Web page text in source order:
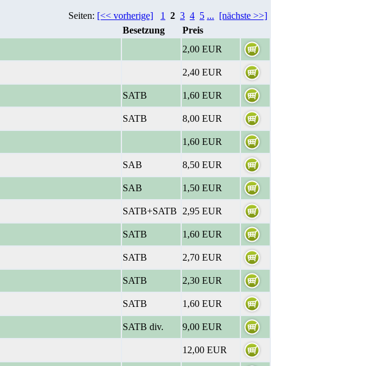
Seiten: [<< vorherige] 1 2 3 4 5 ... [nächste >>]
Besetzung
Preis
2,00 EUR
2,40 EUR
SATB
1,60 EUR
SATB
8,00 EUR
1,60 EUR
SAB
8,50 EUR
SAB
1,50 EUR
SATB+SATB
2,95 EUR
SATB
1,60 EUR
SATB
2,70 EUR
SATB
2,30 EUR
SATB
1,60 EUR
SATB div.
9,00 EUR
12,00 EUR